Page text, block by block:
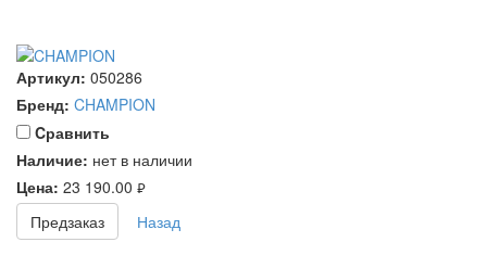
Артикул: 050286
Бренд: CHAMPION
Cравнить
Наличие: нет в наличии
Цена: 23 190.00 руб.
Предзаказ Назад